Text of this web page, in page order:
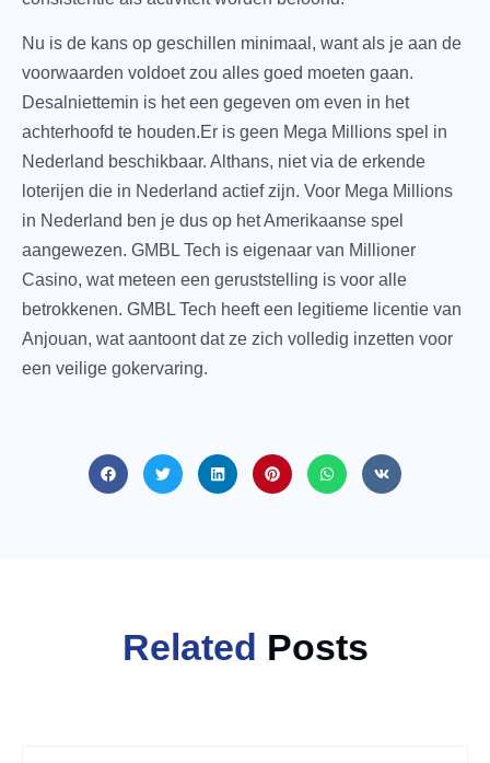
Nu is de kans op geschillen minimaal, want als je aan de
voorwaarden voldoet zou alles goed moeten gaan.
Desalniettemin is het een gegeven om even in het
achterhoofd te houden.Er is geen Mega Millions spel in
Nederland beschikbaar. Althans, niet via de erkende
loterijen die in Nederland actief zijn. Voor Mega Millions
in Nederland ben je dus op het Amerikaanse spel
aangewezen. GMBL Tech is eigenaar van Millioner
Casino, wat meteen een geruststelling is voor alle
betrokkenen. GMBL Tech heeft een legitieme licentie van
Anjouan, wat aantoont dat ze zich volledig inzetten voor
een veilige gokervaring.
Related Posts